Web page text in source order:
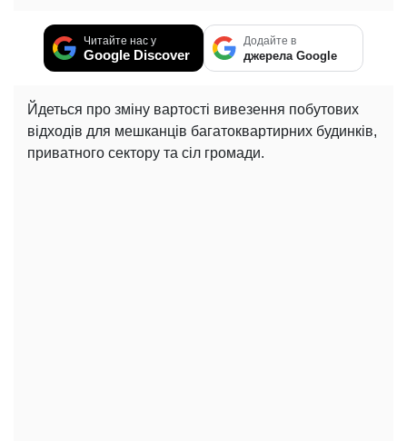
Читайте нас у
Google Discover
Додайте в
джерела Google
Йдеться про зміну вартості вивезення побутових
відходів для мешканців багатоквартирних будинків,
приватного сектору та сіл громади.